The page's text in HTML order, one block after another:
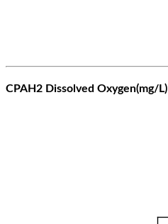
CPAH2 Dissolved Oxygen(mg/L)